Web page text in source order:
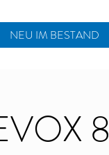
NEU IM BESTAND
8